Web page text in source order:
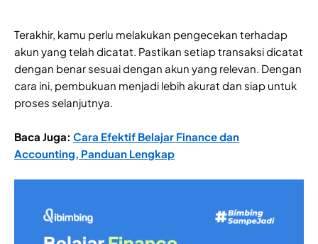
Terakhir, kamu perlu melakukan pengecekan terhadap
akun yang telah dicatat. Pastikan setiap transaksi dicatat
dengan benar sesuai dengan akun yang relevan. Dengan
cara ini, pembukuan menjadi lebih akurat dan siap untuk
proses selanjutnya.
Baca Juga: Cara Efektif Belajar Finance dan
Accounting, Panduan Lengkap